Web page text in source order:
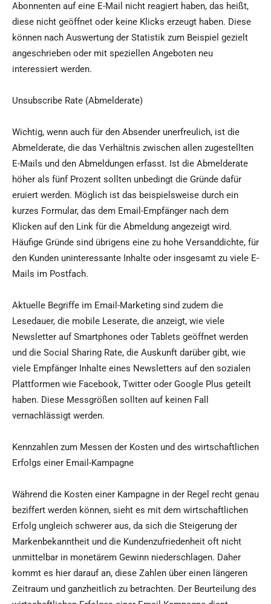
Abonnenten auf eine E-Mail nicht reagiert haben, das heißt,
diese nicht geöffnet oder keine Klicks erzeugt haben. Diese
können nach Auswertung der Statistik zum Beispiel gezielt
angeschrieben oder mit speziellen Angeboten neu
interessiert werden.
Unsubscribe Rate (Abmelderate)
Wichtig, wenn auch für den Absender unerfreulich, ist die
Abmelderate, die das Verhältnis zwischen allen zugestellten
E-Mails und den Abmeldungen erfasst. Ist die Abmelderate
höher als fünf Prozent sollten unbedingt die Gründe dafür
eruiert werden. Möglich ist das beispielsweise durch ein
kurzes Formular, das dem Email-Empfänger nach dem
Klicken auf den Link für die Abmeldung angezeigt wird.
Häufige Gründe sind übrigens eine zu hohe Versanddichte, für
den Kunden uninteressante Inhalte oder insgesamt zu viele E-
Mails im Postfach.
Aktuelle Begriffe im Email-Marketing sind zudem die
Lesedauer, die mobile Leserate, die anzeigt, wie viele
Newsletter auf Smartphones oder Tablets geöffnet werden
und die Social Sharing Rate, die Auskunft darüber gibt, wie
viele Empfänger Inhalte eines Newsletters auf den sozialen
Plattformen wie Facebook, Twitter oder Google Plus geteilt
haben. Diese Messgrößen sollten auf keinen Fall
vernachlässigt werden.
Kennzahlen zum Messen der Kosten und des wirtschaftlichen
Erfolgs einer Email-Kampagne
Während die Kosten einer Kampagne in der Regel recht genau
beziffert werden können, sieht es mit dem wirtschaftlichen
Erfolg ungleich schwerer aus, da sich die Steigerung der
Markenbekanntheit und die Kundenzufriedenheit oft nicht
unmittelbar in monetärem Gewinn niederschlagen. Daher
kommt es hier darauf an, diese Zahlen über einen längeren
Zeitraum und ganzheitlich zu betrachten. Der Beurteilung des